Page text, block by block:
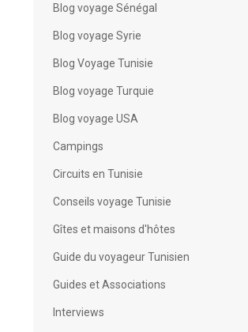
Blog voyage Sénégal
Blog voyage Syrie
Blog Voyage Tunisie
Blog voyage Turquie
Blog voyage USA
Campings
Circuits en Tunisie
Conseils voyage Tunisie
Gîtes et maisons d'hôtes
Guide du voyageur Tunisien
Guides et Associations
Interviews